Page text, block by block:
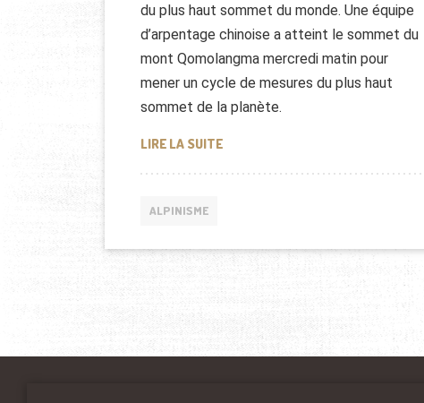
du plus haut sommet du monde. Une équipe
d’arpentage chinoise a atteint le sommet du
mont Qomolangma mercredi matin pour
mener un cycle de mesures du plus haut
sommet de la planète.
LIRE LA SUITEASCENSION DU MONT QOMOLANGMA
ALPINISME